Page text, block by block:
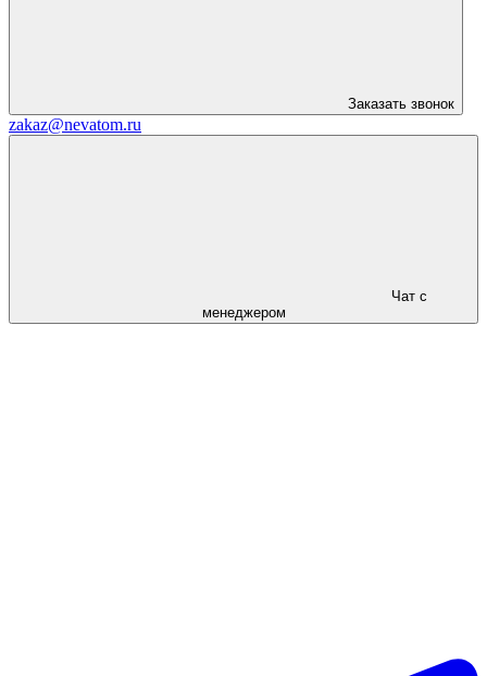
Заказать звонок
zakaz@nevatom.ru
Чат с
менеджером